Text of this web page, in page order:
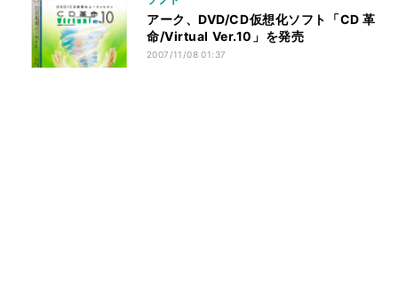
アーク、DVD/CD仮想化ソフト「CD 革
命/Virtual Ver.10」を発売
2007/11/08 01:37